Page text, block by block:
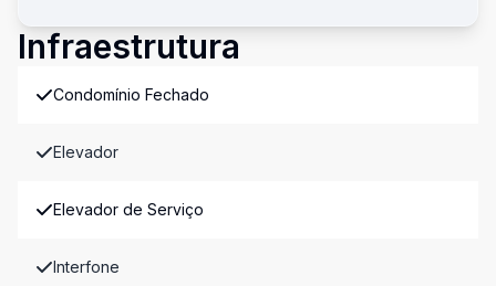
Infraestrutura
Condomínio Fechado
Elevador
Elevador de Serviço
Interfone